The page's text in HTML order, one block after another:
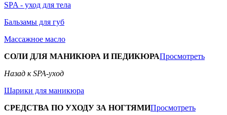
SPA - уход для тела
Бальзамы для губ
Массажное масло
СОЛИ ДЛЯ МАНИКЮРА И ПЕДИКЮРАПросмотреть
Назад к SPA-уход
Шарики для маникюра
СРЕДСТВА ПО УХОДУ ЗА НОГТЯМИПросмотреть